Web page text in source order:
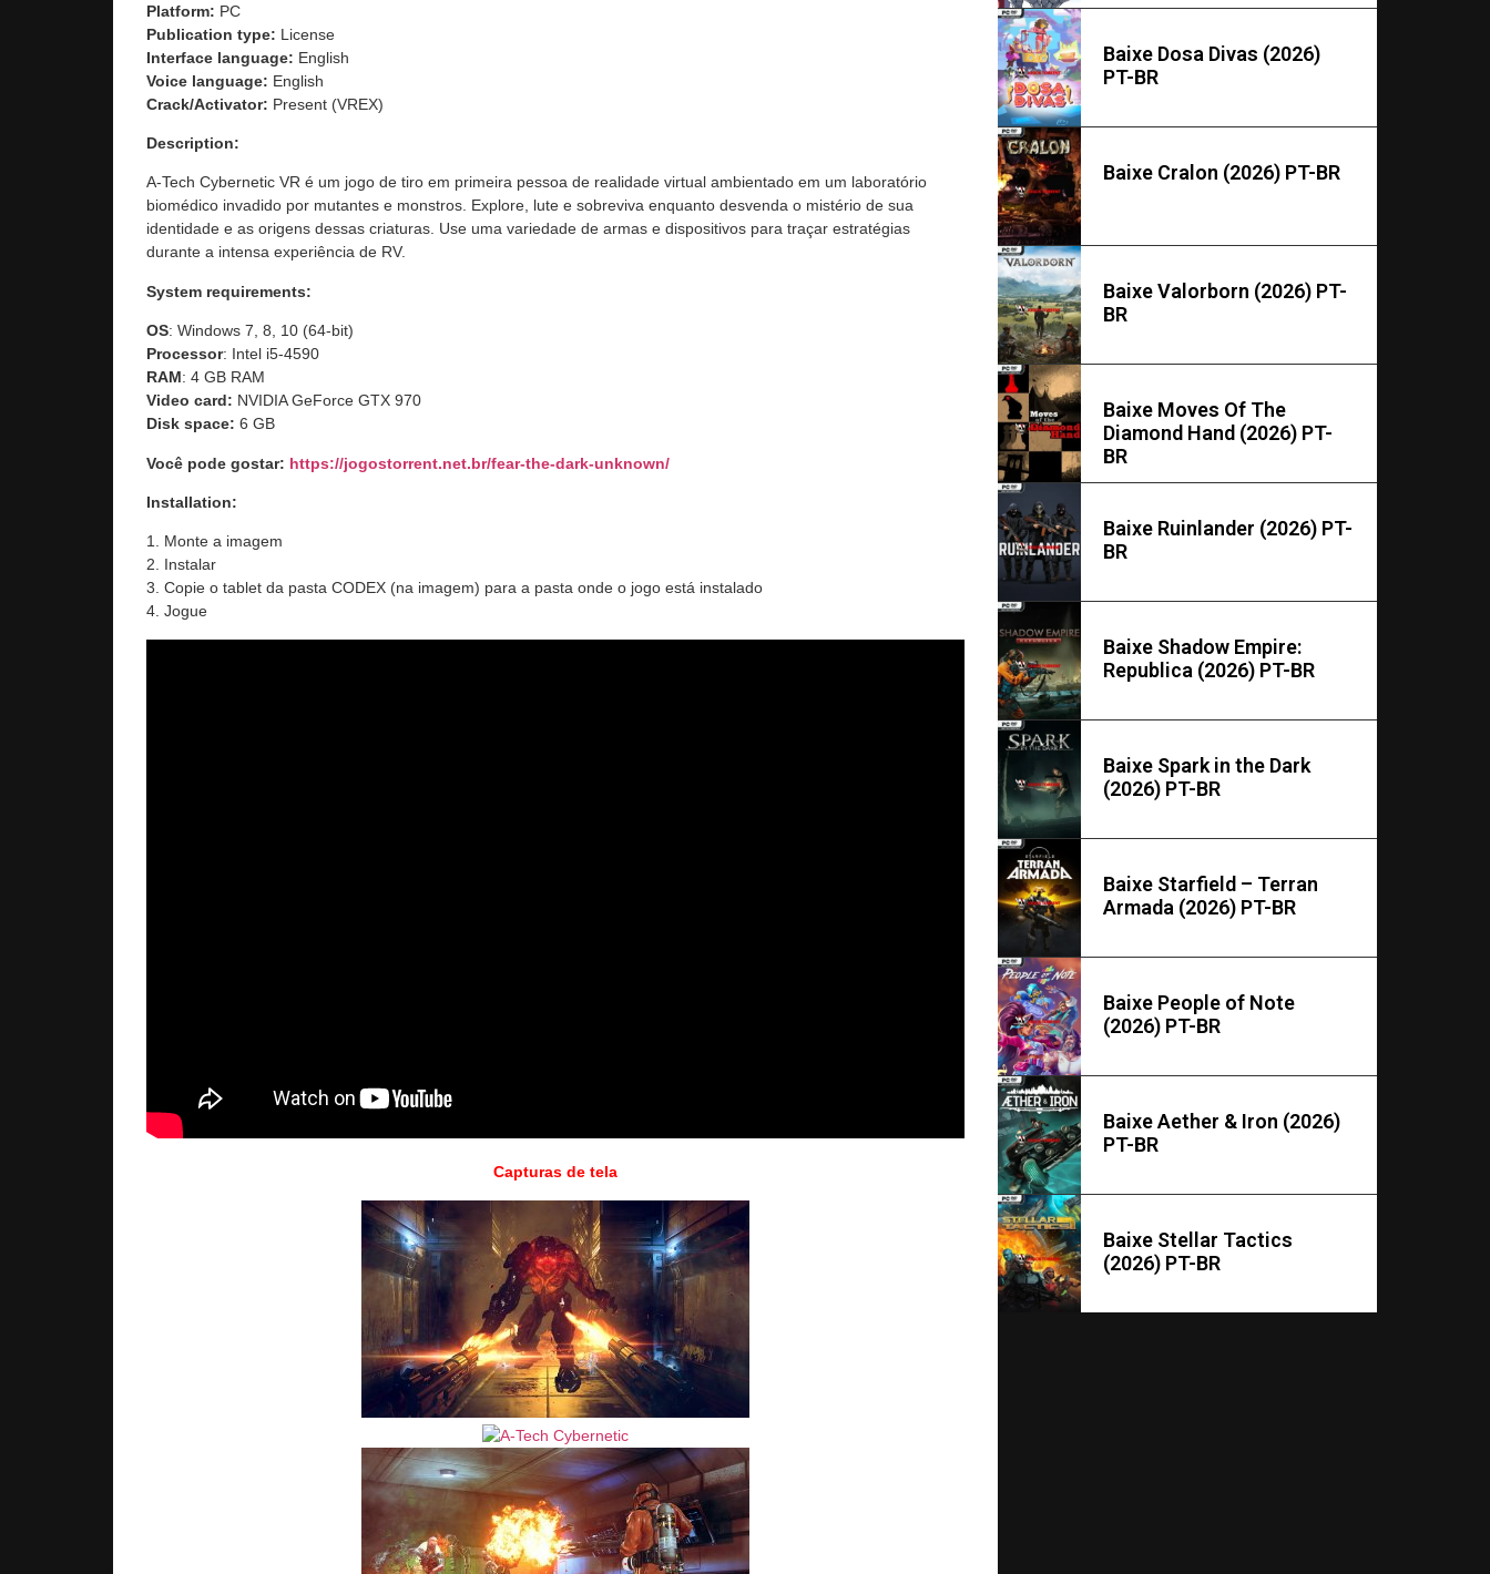
Platform: PC
Publication type: License
Interface language: English
Voice language: English
Crack/Activator: Present (VREX)
Description:
A-Tech Cybernetic VR é um jogo de tiro em primeira pessoa de realidade virtual ambientado em um laboratório
biomédico invadido por mutantes e monstros. Explore, lute e sobreviva enquanto desvenda o mistério de sua
identidade e as origens dessas criaturas. Use uma variedade de armas e dispositivos para traçar estratégias
durante a intensa experiência de RV.
System requirements:
OS: Windows 7, 8, 10 (64-bit)
Processor: Intel i5-4590
RAM: 4 GB RAM
Video card: NVIDIA GeForce GTX 970
Disk space: 6 GB
Você pode gostar: https://jogostorrent.net.br/fear-the-dark-unknown/
Installation:
1. Monte a imagem
2. Instalar
3. Copie o tablet da pasta CODEX (na imagem) para a pasta onde o jogo está instalado
4. Jogue
Capturas de tela
Baixe Dosa Divas (2026)
PT-BR
Baixe Cralon (2026) PT-BR
Baixe Valorborn (2026) PT-
BR
Baixe Moves Of The
Diamond Hand (2026) PT-
BR
Baixe Ruinlander (2026) PT-
BR
Baixe Shadow Empire:
Republica (2026) PT-BR
Baixe Spark in the Dark
(2026) PT-BR
Baixe Starfield – Terran
Armada (2026) PT-BR
Baixe People of Note
(2026) PT-BR
Baixe Aether & Iron (2026)
PT-BR
Baixe Stellar Tactics
(2026) PT-BR